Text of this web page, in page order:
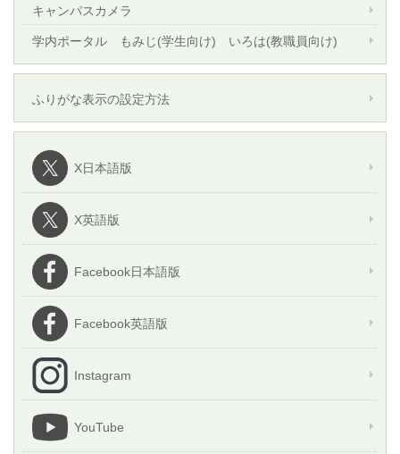
キャンパスカメラ
学内ポータル もみじ(学生向け) いろは(教職員向け)
ふりがな表示の設定方法
X日本語版
X英語版
Facebook日本語版
Facebook英語版
Instagram
YouTube